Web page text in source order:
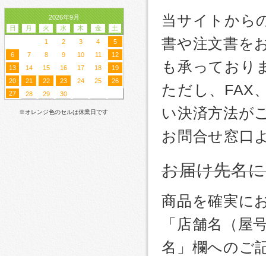
2026年9月
日
月 火 水 木 金
土
1
2 3 4
5
6
7 8 9 10 11
12
13
14 15 16 17 18
19
20
21 22 23 24 25
26
27
28 29 30
※オレンジ色のセルは休業日です
当サイトから
書や注文書を
も承っており
ただし、FAX
い決済方法が
お問合せ窓口
お届け先名
商品を確実に
「店舗名（屋
名」欄へのご